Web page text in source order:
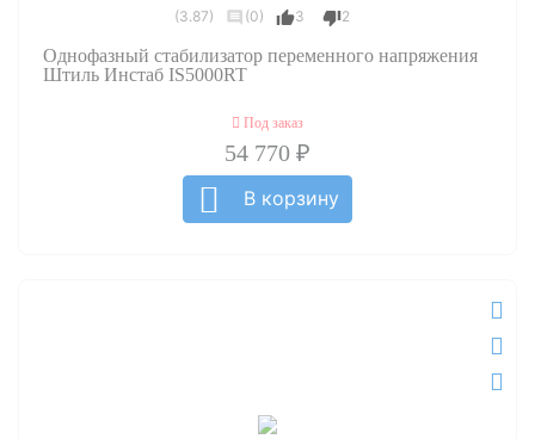
(3.87) (0) 3 2
Однофазный стабилизатор переменного напряжения
Штиль Инстаб IS5000RT
Под заказ
54 770 ₽
В корзину